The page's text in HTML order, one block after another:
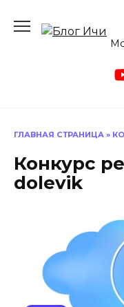
содержанию
ГЛАВНАЯ СТРАНИЦА »
Конкурс
dolevik